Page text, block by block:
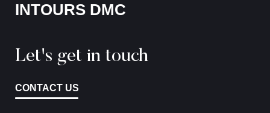
INTOURS DMC
Let's get in touch
CONTACT US